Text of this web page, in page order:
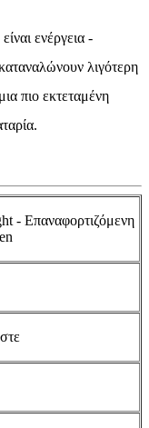
ενέργεια -
λιγότερη
πιο εκτεταμένη
- Επαναφορτιζόμενη